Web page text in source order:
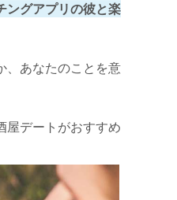
ングアプリの彼と楽
、あなたのことを意
屋デートがおすすめ